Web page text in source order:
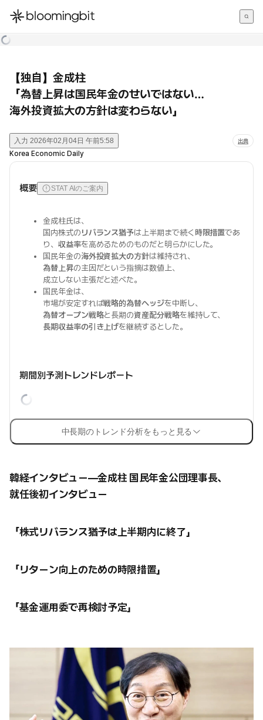
한국어
【独自】金成柱
「為替上昇は国民年金のせいではない…
海外投資拡大の方針は変わらない」
入力 2026年02月04日 午前5:58 出典
Korea Economic Daily
概要 STAT AIのご案内
金成柱氏は、
国内株式のリバランス猶予は上半期まで続く 時限措置であ
り、 収益率を高めるためのものだと明らかにした。
国民年金の海外投資拡大の方針は維持され、
為替上昇の主因だという指摘は数値上、
成立しない主張だと述べた。
国民年金は、
市場が安定すれば戦略的為替ヘッジを中断し、
為替オープン戦略と長期の資産配分戦略を維持して、
長期収益率の引き上げを継続するとした。
期間別予測トレンドレポート
中長期のトレンド分析をもっと見る
韓経インタビュー—金成柱 国民年金公団理事長、
就任後初インタビュー
「株式リバランス猶予は上半期内に終了」
「リターン向上のための時限措置」
「基金運用委で再検討予定」